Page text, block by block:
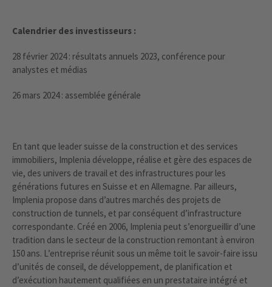
Calendrier des investisseurs :
28 février 2024 : résultats annuels 2023, conférence pour
analystes et médias
26 mars 2024 : assemblée générale
En tant que leader suisse de la construction et des services
immobiliers, Implenia développe, réalise et gère des espaces de
vie, des univers de travail et des infrastructures pour les
générations futures en Suisse et en Allemagne. Par ailleurs,
Implenia propose dans d’autres marchés des projets de
construction de tunnels, et par conséquent d’infrastructure
correspondante. Créé en 2006, Implenia peut s’enorgueillir d’une
tradition dans le secteur de la construction remontant à environ
150 ans. L’entreprise réunit sous un même toit le savoir-faire issu
d’unités de conseil, de développement, de planification et
d’exécution hautement qualifiées en un prestataire intégré et